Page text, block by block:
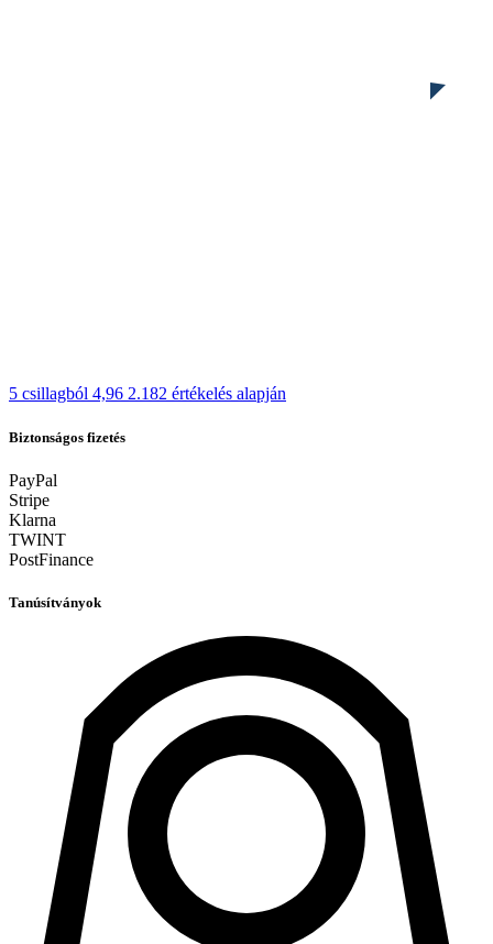
5 csillagból 4,96 2.182 értékelés alapján
Biztonságos fizetés
PayPal
Stripe
Klarna
TWINT
PostFinance
Tanúsítványok